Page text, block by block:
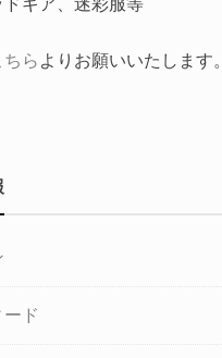
ドギア、迷彩服等
ちら よりお願いいたします。
ド